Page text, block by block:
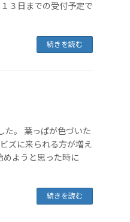
３日までの受付予定で
続きを読む
た。 葉っぱが色づいた
ズに来られる方が増え
ようと思った時に
続きを読む